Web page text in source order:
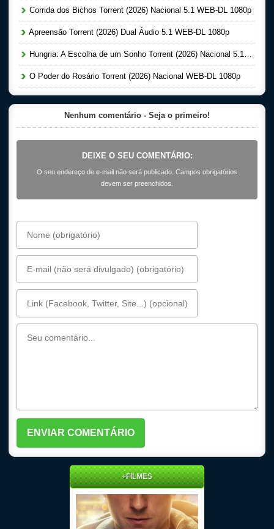
Corrida dos Bichos Torrent (2026) Nacional 5.1 WEB-DL 1080p
Apreensão Torrent (2026) Dual Áudio 5.1 WEB-DL 1080p
Hungria: A Escolha de um Sonho Torrent (2026) Nacional 5.1 WEB-DL 1080p
O Poder do Rosário Torrent (2026) Nacional WEB-DL 1080p
Nenhum comentário - Seja o primeiro!
DEIXE O SEU COMENTÁRIO:
O seu endereço de e-mail não será publicado. Campos obrigatórios
devem ser preenchidos.
+FILMES